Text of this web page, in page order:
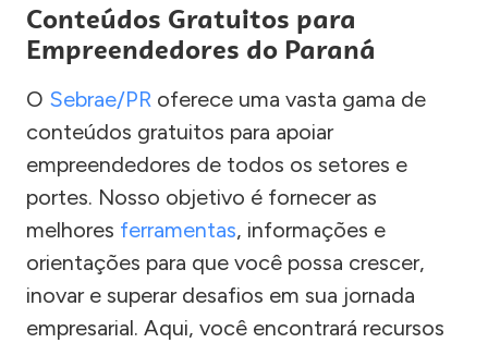
Conteúdos Gratuitos para
Empreendedores do Paraná
O Sebrae/PR oferece uma vasta gama de
conteúdos gratuitos para apoiar
empreendedores de todos os setores e
portes. Nosso objetivo é fornecer as
melhores ferramentas, informações e
orientações para que você possa crescer,
inovar e superar desafios em sua jornada
empresarial. Aqui, você encontrará recursos